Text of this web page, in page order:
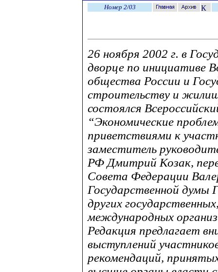
Номер 2/03
26 ноября 2002 г. в
дворце по инициативе
общества России и
строительству и
состоялся
“Экономические
приветствиями к
заместитель
РФ Дмитрий Козак,
Совета Федерации
Государственной думы
других
международных
Редакция предлагает
выступлений
рекомендаций,